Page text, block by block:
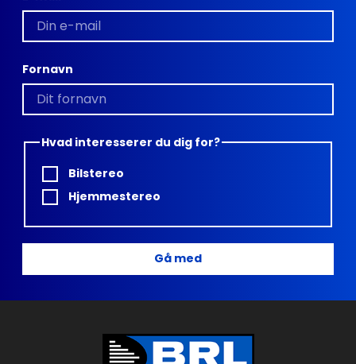
Fornavn
Hvad interesserer du dig for?
Bilstereo
Hjemmestereo
Gå med